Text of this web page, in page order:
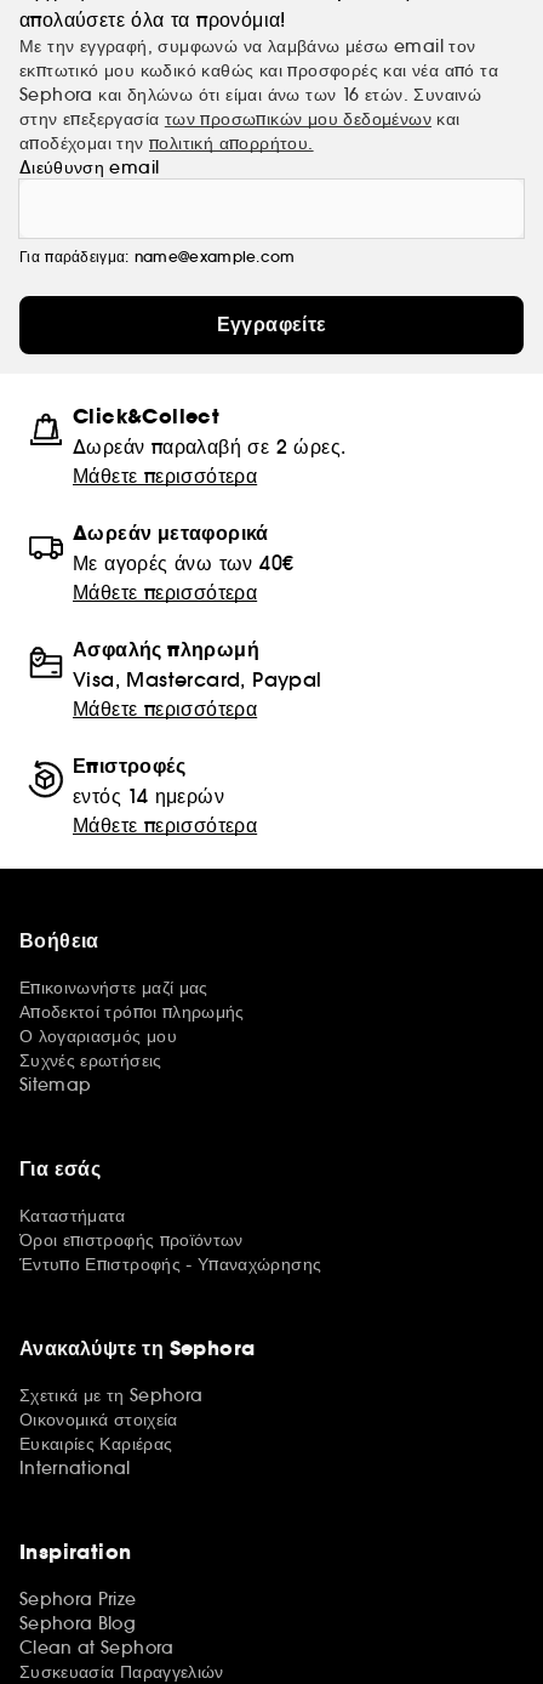
απολαύσετε όλα τα προνόμια!
Με την εγγραφή, συμφωνώ να λαμβάνω μέσω email τον
εκπτωτικό μου κωδικό καθώς και προσφορές και νέα από τα
Sephora και δηλώνω ότι είμαι άνω των 16 ετών. Συναινώ
στην επεξεργασία των προσωπικών μου δεδομένων και
αποδέχομαι την πολιτική απορρήτου.
Διεύθυνση email
Για παράδειγμα: name@example.com
Εγγραφείτε
Click&Collect
Δωρεάν παραλαβή σε 2 ώρες.
Μάθετε περισσότερα
Δωρεάν μεταφορικά
Με αγορές άνω των 40€
Μάθετε περισσότερα
Ασφαλής πληρωμή
Visa, Mastercard, Paypal
Μάθετε περισσότερα
Επιστροφές
εντός 14 ημερών
Μάθετε περισσότερα
Βοήθεια
Επικοινωνήστε μαζί μας
Αποδεκτοί τρόποι πληρωμής
Ο λογαριασμός μου
Συχνές ερωτήσεις
Sitemap
Για εσάς
Καταστήματα
Όροι επιστροφής προϊόντων
Έντυπο Επιστροφής - Υπαναχώρησης
Ανακαλύψτε τη Sephora
Σχετικά με τη Sephora
Οικονομικά στοιχεία
Ευκαιρίες Καριέρας
International
Inspiration
Sephora Prize
Sephora Blog
Clean at Sephora
Συσκευασία Παραγγελιών